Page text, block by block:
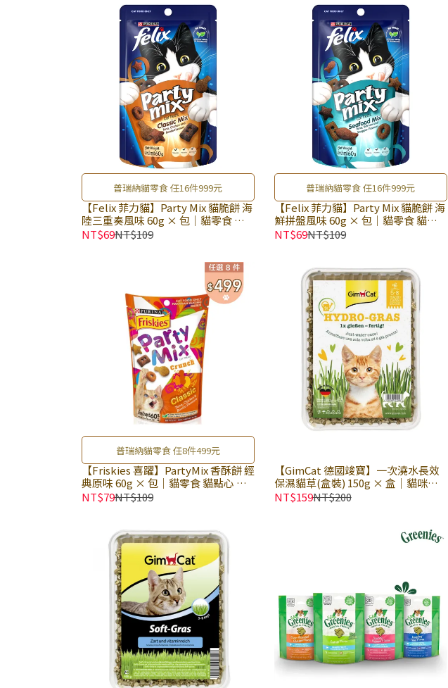
普瑞納貓零食 任16件999元
【Felix 菲力貓】Party Mix 貓脆餅 海
陸三重奏風味 60g × 包｜貓零食 貓
點心 貓餅乾｜普瑞納
NT$69NT$109
普瑞納貓零食 任16件999元
【Felix 菲力貓】Party Mix 貓脆餅 海
鮮拼盤風味 60g × 包｜貓零食 貓點
心 貓餅乾｜普瑞納
NT$69NT$109
普瑞納貓零食 任8件499元
【Friskies 喜躍】PartyMix 香酥餅 經
典原味 60g × 包｜貓零食 貓點心 貓
餅乾｜普瑞納
NT$79NT$109
【GimCat 德國竣寶】一次澆水長效
保濕貓草(盒裝) 150g × 盒｜貓咪喜
愛天然香氣貓草 DIY種植新鮮貓草 貓
草點心
NT$159NT$200